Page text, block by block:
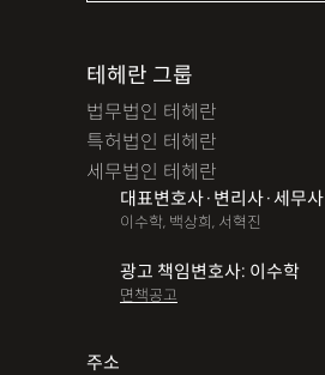
테헤란 그룹
법무법인 테헤란
특허법인 테헤란
세무법인 테헤란
대표변호사·변리사·세무사
이수학, 백상희, 서혁진
광고 책임변호사: 이수학
면책공고
주소